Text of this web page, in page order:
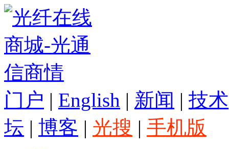
门户 | English | 新闻 | 技术
坛 | 博客 | 光搜 | 手机版